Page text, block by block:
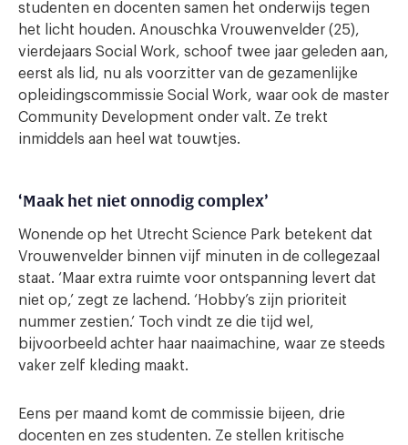
studenten en docenten samen het onderwijs tegen
het licht houden. Anouschka Vrouwenvelder (25),
vierdejaars Social Work, schoof twee jaar geleden aan,
eerst als lid, nu als voorzitter van de gezamenlijke
opleidingscommissie Social Work, waar ook de master
Community Development onder valt. Ze trekt
inmiddels aan heel wat touwtjes.
‘Maak het niet onnodig complex’
Wonende op het Utrecht Science Park betekent dat
Vrouwenvelder binnen vijf minuten in de collegezaal
staat. ‘Maar extra ruimte voor ontspanning levert dat
niet op,’ zegt ze lachend. ‘Hobby’s zijn prioriteit
nummer zestien.’ Toch vindt ze die tijd wel,
bijvoorbeeld achter haar naaimachine, waar ze steeds
vaker zelf kleding maakt.
Eens per maand komt de commissie bijeen, drie
docenten en zes studenten. Ze stellen kritische